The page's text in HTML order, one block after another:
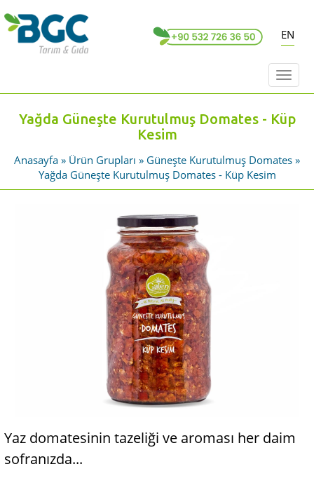
EN
Toggle
Yağda Güneşte Kurutulmuş Domates - Küp
Kesim
Anasayfa » Ürün Grupları » Güneşte Kurutulmuş Domates »
Yağda Güneşte Kurutulmuş Domates - Küp Kesim
Yaz domatesinin tazeliği ve aroması her daim
sofranızda...